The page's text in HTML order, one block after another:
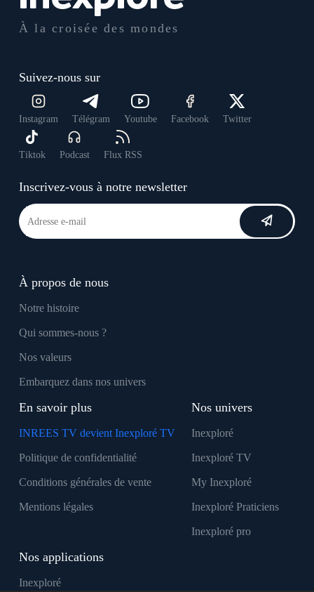
À la croisée des mondes
Suivez-nous sur
Instagram Télégram Youtube Facebook Twitter
Tiktok Podcast Flux RSS
Inscrivez-vous à notre newsletter
À propos de nous
Notre histoire
Qui sommes-nous ?
Nos valeurs
Embarquez dans nos univers
En savoir plus
INREES TV devient Inexploré TV
Politique de confidentialité
Conditions générales de vente
Mentions légales
Nos univers
Inexploré
Inexploré TV
My Inexploré
Inexploré Praticiens
Inexploré pro
Nos applications
Inexploré